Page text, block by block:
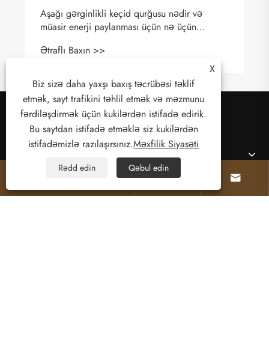
Aşağı gərginlikli keçid qurğusu nədir və
müasir enerji paylanması üçün nə üçün
Ətraflı Baxın >>
Məhsullar
 
X
Biz sizə daha yaxşı baxış təcrübəsi təklif
etmək, sayt trafikini təhlil etmək və məzmunu
fərdiləşdirmək üçün kukilərdən istifadə edirik.
Bu saytdan istifadə etməklə siz kukilərdən
istifadəmizlə razılaşırsınız.Məxfilik Siyasəti
Rədd edin Qəbul edin